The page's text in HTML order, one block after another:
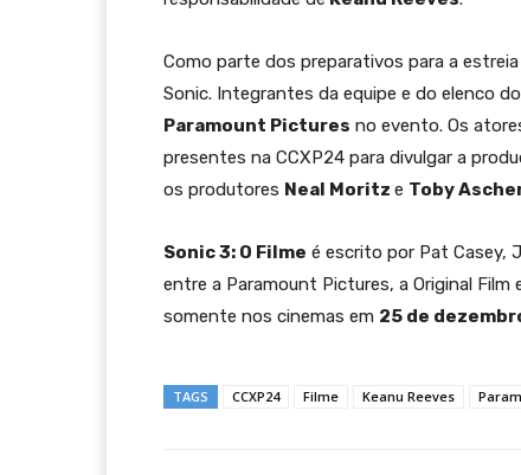
Como parte dos preparativos para a
Sonic. Integrantes da equipe e do elenco
Paramount Pictures no evento. Os
presentes na CCXP24 para divulgar a
os produtores Neal Moritz e Toby
Sonic 3: O Filme é escrito por Pat Casey,
entre a Paramount Pictures, a Original Film
somente nos cinemas em 25 de
TAGS CCXP24 Filme Keanu Reeves